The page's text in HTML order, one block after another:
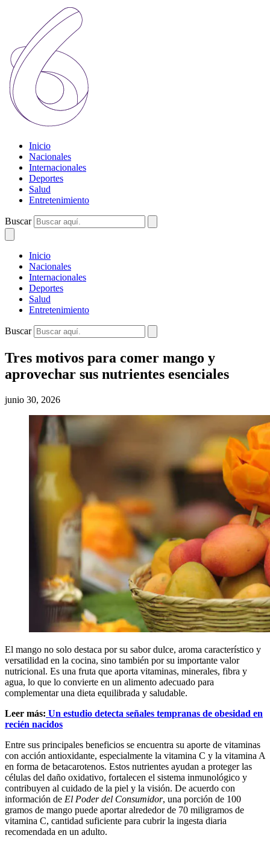
Inicio
Nacionales
Internacionales
Deportes
Salud
Entretenimiento
Buscar
Inicio
Nacionales
Internacionales
Deportes
Salud
Entretenimiento
Buscar
Tres motivos para comer mango y
aprovechar sus nutrientes esenciales
junio 30, 2026
El mango no solo destaca por su sabor dulce, aroma característico y
versatilidad en la cocina, sino también por su importante valor
nutricional. Es una fruta que aporta vitaminas, minerales, fibra y
agua, lo que lo convierte en un alimento adecuado para
complementar una dieta equilibrada y saludable.
Leer más: Un estudio detecta señales tempranas de obesidad en
recién nacidos
Entre sus principales beneficios se encuentra su aporte de vitaminas
con acción antioxidante, especialmente la vitamina C y la vitamina A
en forma de betacarotenos. Estos nutrientes ayudan a proteger las
células del daño oxidativo, fortalecen el sistema inmunológico y
contribuyen al cuidado de la piel y la visión. De acuerdo con
información de El Poder del Consumidor, una porción de 100
gramos de mango puede aportar alrededor de 70 miligramos de
vitamina C, cantidad suficiente para cubrir la ingesta diaria
recomendada en un adulto.